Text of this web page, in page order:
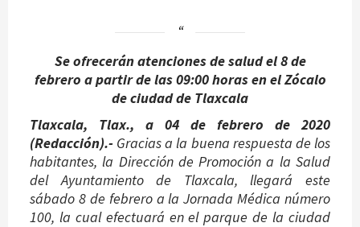
Se ofrecerán atenciones de salud el 8 de
febrero a partir de las 09:00 horas en el Zócalo
de ciudad de Tlaxcala
Tlaxcala, Tlax., a 04 de febrero de 2020
(Redacción).- Gracias a la buena respuesta de los
habitantes, la Dirección de Promoción a la Salud
del Ayuntamiento de Tlaxcala, llegará este
sábado 8 de febrero a la Jornada Médica número
100, la cual efectuará en el parque de la ciudad